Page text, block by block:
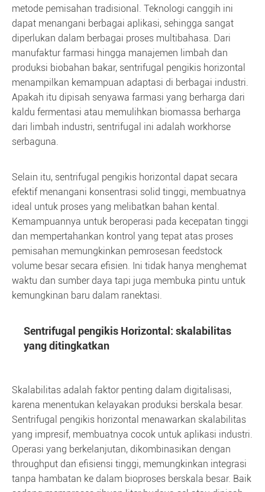
metode pemisahan tradisional. Teknologi canggih ini
dapat menangani berbagai aplikasi, sehingga sangat
diperlukan dalam berbagai proses multibahasa. Dari
manufaktur farmasi hingga manajemen limbah dan
produksi biobahan bakar, sentrifugal pengikis horizontal
menampilkan kemampuan adaptasi di berbagai industri.
Apakah itu dipisah senyawa farmasi yang berharga dari
kaldu fermentasi atau memulihkan biomassa berharga
dari limbah industri, sentrifugal ini adalah workhorse
serbaguna.
Selain itu, sentrifugal pengikis horizontal dapat secara
efektif menangani konsentrasi solid tinggi, membuatnya
ideal untuk proses yang melibatkan bahan kental.
Kemampuannya untuk beroperasi pada kecepatan tinggi
dan mempertahankan kontrol yang tepat atas proses
pemisahan memungkinkan pemrosesan feedstock
volume besar secara efisien. Ini tidak hanya menghemat
waktu dan sumber daya tapi juga membuka pintu untuk
kemungkinan baru dalam ranektasi.
Sentrifugal pengikis Horizontal: skalabilitas
yang ditingkatkan
Skalabilitas adalah faktor penting dalam digitalisasi,
karena menentukan kelayakan produksi berskala besar.
Sentrifugal pengikis horizontal menawarkan skalabilitas
yang impresif, membuatnya cocok untuk aplikasi industri.
Operasi yang berkelanjutan, dikombinasikan dengan
throughput dan efisiensi tinggi, memungkinkan integrasi
tanpa hambatan ke dalam bioproses berskala besar. Baik